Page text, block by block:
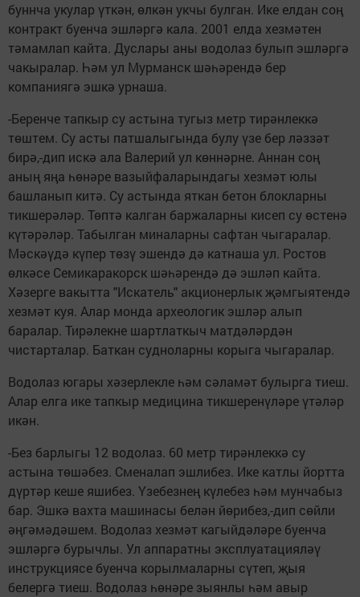
буннча укулар үткән, өлкән укчы булган. Ике елдан соң
контракт буенча эшләргә кала. 2001 елда хезмәтен
тәмамлап кайта. Дуслары аны водолаз булып эшләргә
чакыралар. Һәм ул Мурманск шәһәрендә бер
компаниягә эшкә урнаша.
-Беренче тапкыр су астына тугыз метр тирәнлеккә
төштем. Су асты патшалыгында булу үзе бер ләззәт
бирә,-дип искә ала Валерий ул көннәрне. Аннан соң
аның яңа һөнәре вазыйфаларындагы хезмәт юлы
башланып китә. Су астында яткан бетон блокларны
тикшерәләр. Төптә калган баржаларны кисеп су өстенә
күтәрәләр. Табылган миналарны сафтан чыгаралар.
Мәскәүдә күпер төзү эшендә дә катнаша ул. Ростов
өлкәсе Семикаракорск шәһәрендә дә эшләп кайта.
Хәзерге вакытта "Искатель" акционерлык җәмгыятендә
хезмәт куя. Алар монда археологик эшләр алып
баралар. Тирәлекне шартлаткыч матдәләрдән
чистарталар. Баткан судноларны корыга чыгаралар.
Водолаз югары хәзерлекле һәм сәламәт булырга тиеш.
Алар елга ике тапкыр медицина тикшеренүләре үтәләр
икән.
-Без барлыгы 12 водолаз. 60 метр тирәнлеккә су
астына төшәбез. Сменалап эшлибез. Ике катлы йортта
дүртәр кеше яшибез. Үзебезнең күлебез һәм мунчабыз
бар. Эшкә вахта машинасы белән йөрибез,-дип сөйли
әңгәмәдәшем. Водолаз хезмәт кагыйдәләре буенча
эшләргә бурычлы. Ул аппаратны эксплуатацияләү
инструкциясе буенча корылмаларны сүтеп, җыя
белергә тиеш. Водолаз һөнәре зыянлы һәм авыр